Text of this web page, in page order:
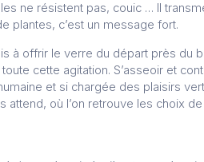
ne résistent pas, couic … Il
plantes, c’est un message fort.
à offrir le verre du départ près du
cette agitation. S’asseoir et
et si chargée des plaisirs
attend, où l’on retrouve les choix